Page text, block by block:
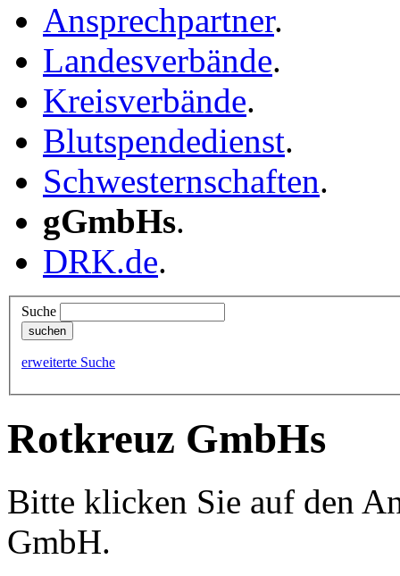
Ansprechpartner.
Landesverbände.
Kreisverbände.
Blutspendedienst.
Schwesternschaften.
gGmbHs.
DRK.de.
Suche
erweiterte Suche
Rotkreuz GmbHs
Bitte klicken Sie auf den
GmbH.